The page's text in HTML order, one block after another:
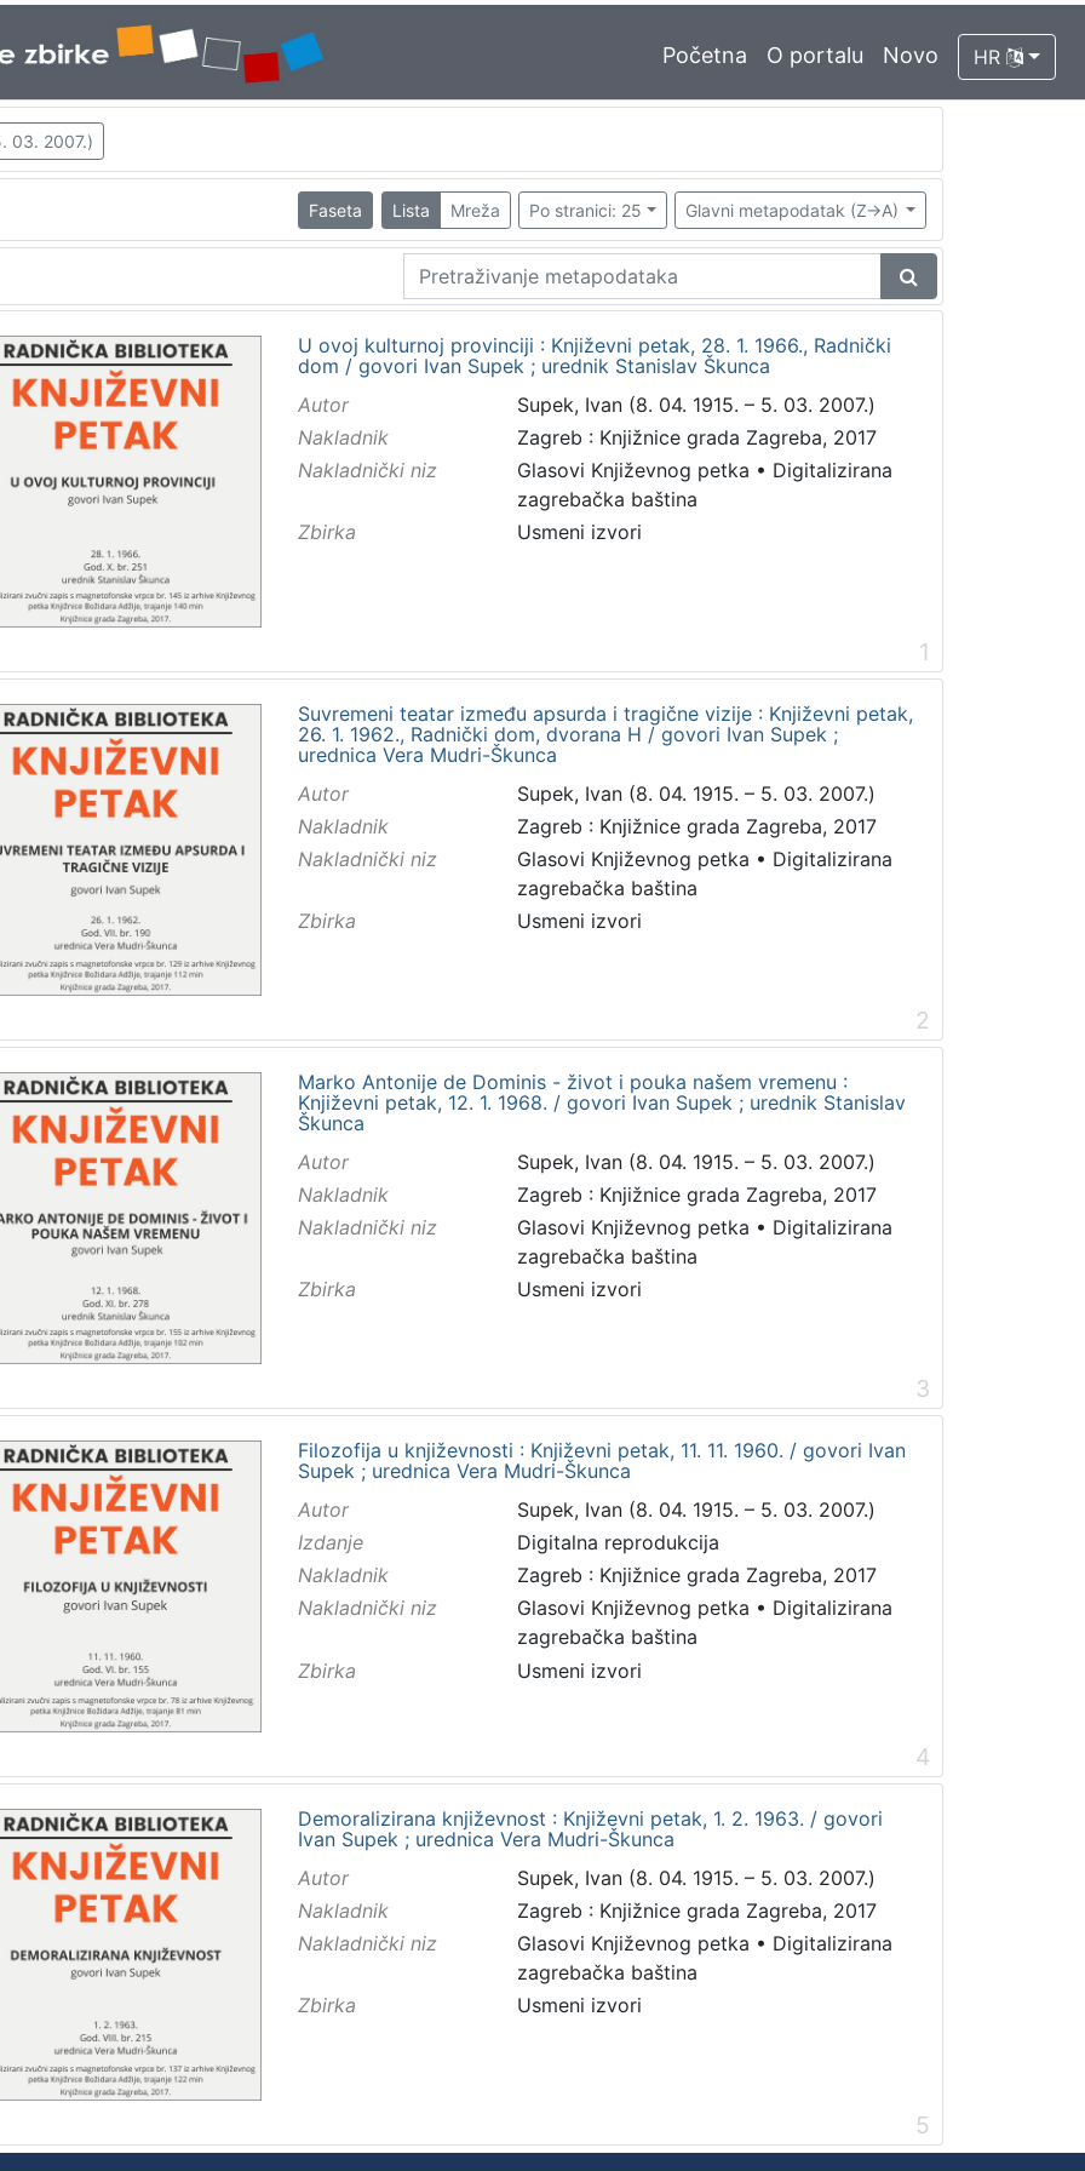
Početna O portalu Novo HR
03. 2007.)
Faseta Lista Mreža Po stranici: 25 Glavni metapodatak (Z->A)
U ovoj kulturnoj provinciji : Književni petak, 28. 1. 1966., Radnički
dom / govori Ivan Supek ; urednik Stanislav Škunca
Autor
Supek, Ivan (8. 04. 1915. – 5. 03. 2007.)
Nakladnik
Zagreb : Knjižnice grada Zagreba, 2017
Nakladnički niz
Glasovi Književnog petka • Digitalizirana
zagrebačka baština
Zbirka
Usmeni izvori
1
Suvremeni teatar između apsurda i tragične vizije : Književni petak,
26. 1. 1962., Radnički dom, dvorana H / govori Ivan Supek ;
urednica Vera Mudri-Škunca
Autor
Supek, Ivan (8. 04. 1915. – 5. 03. 2007.)
Nakladnik
Zagreb : Knjižnice grada Zagreba, 2017
Nakladnički niz
Glasovi Književnog petka • Digitalizirana
zagrebačka baština
Zbirka
Usmeni izvori
2
Marko Antonije de Dominis - život i pouka našem vremenu :
Književni petak, 12. 1. 1968. / govori Ivan Supek ; urednik Stanislav
Škunca
Autor
Supek, Ivan (8. 04. 1915. – 5. 03. 2007.)
Nakladnik
Zagreb : Knjižnice grada Zagreba, 2017
Nakladnički niz
Glasovi Književnog petka • Digitalizirana
zagrebačka baština
Zbirka
Usmeni izvori
3
Filozofija u književnosti : Književni petak, 11. 11. 1960. / govori Ivan
Supek ; urednica Vera Mudri-Škunca
Autor
Supek, Ivan (8. 04. 1915. – 5. 03. 2007.)
Izdanje
Digitalna reprodukcija
Nakladnik
Zagreb : Knjižnice grada Zagreba, 2017
Nakladnički niz
Glasovi Književnog petka • Digitalizirana
zagrebačka baština
Zbirka
Usmeni izvori
4
Demoralizirana književnost : Književni petak, 1. 2. 1963. / govori
Ivan Supek ; urednica Vera Mudri-Škunca
Autor
Supek, Ivan (8. 04. 1915. – 5. 03. 2007.)
Nakladnik
Zagreb : Knjižnice grada Zagreba, 2017
Nakladnički niz
Glasovi Književnog petka • Digitalizirana
zagrebačka baština
Zbirka
Usmeni izvori
5